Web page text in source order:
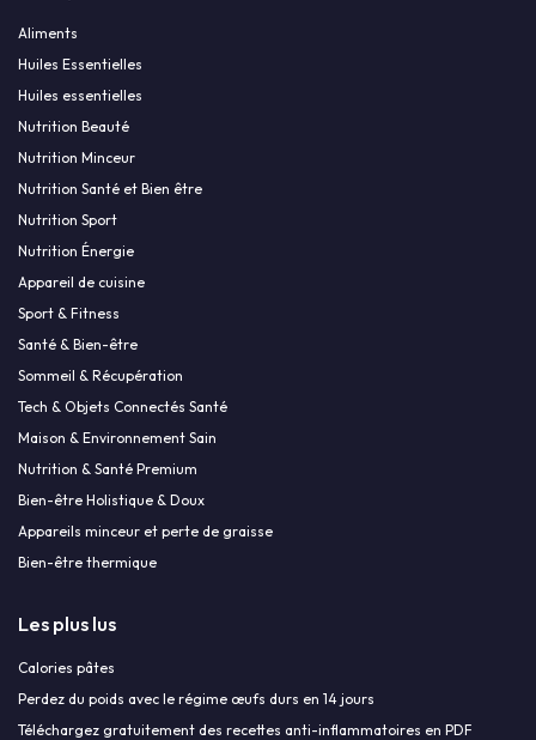
Aliments
Huiles Essentielles
Huiles essentielles
Nutrition Beauté
Nutrition Minceur
Nutrition Santé et Bien être
Nutrition Sport
Nutrition Énergie
Appareil de cuisine
Sport & Fitness
Santé & Bien-être
Sommeil & Récupération
Tech & Objets Connectés Santé
Maison & Environnement Sain
Nutrition & Santé Premium
Bien-être Holistique & Doux
Appareils minceur et perte de graisse
Bien-être thermique
Les plus lus
Calories pâtes
Perdez du poids avec le régime œufs durs en 14 jours
Téléchargez gratuitement des recettes anti-inflammatoires en PDF